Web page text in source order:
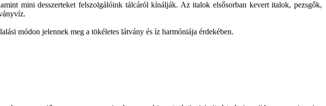
mini desszerteket felszolgálóink tálcáról kínálják. Az italok elsősorban kevert italok, pezsgők,
módon jelennek meg a tökéletes látvány és íz harmóniája érdekében.